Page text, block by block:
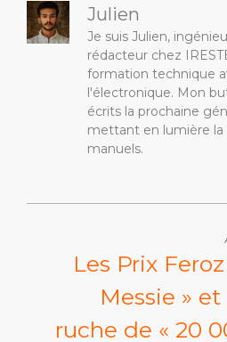
Julien
Je suis Julien,
rédacteur chez
formation technique
l'électronique. Mon
écrits la prochaine
mettant en lumière la
manuels.
Les Prix
Messie »
ruche de « 20